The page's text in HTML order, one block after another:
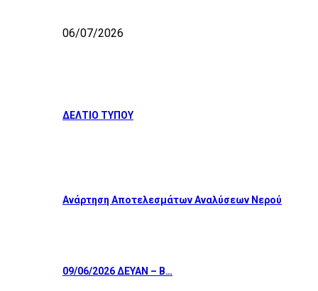
06/07/2026
ΔΕΛΤΙΟ ΤΥΠΟΥ
Ανάρτηση Αποτελεσμάτων Αναλύσεων Νερού
09/06/2026 ΔΕΥΑΝ – Β…